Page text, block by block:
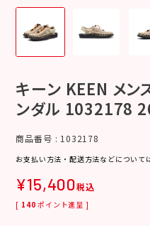
キーン KEEN メン
ンダル 1032178
商品番号 1032178
お支払い方法・配送方法などについて
¥15,400税込
[ 140 ポイント進呈 ]